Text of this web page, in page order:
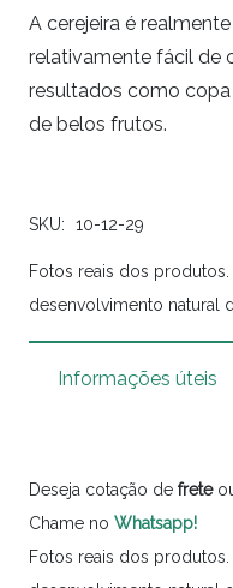
A cerejeira é
relativamente fácil de
resultados como
de belos frutos.
SKU: 10-12-29
Fotos reais dos
desenvolvimento natural
Informações úteis
Deseja cotação de frete
Chame no Whatsapp!
Fotos reais dos